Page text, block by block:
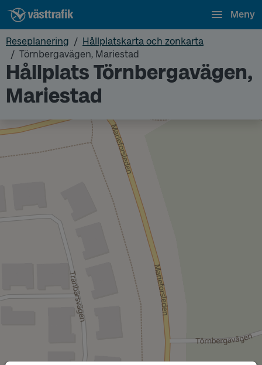
Meny
Reseplanering
Hållplatskarta och zonkarta
Törnbergavägen, Mariestad
Hållplats Törnbergavägen,
Mariestad